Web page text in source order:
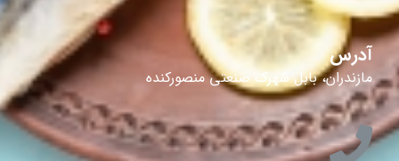
آدرس
مازندران، بابل شهرک صنعتی منصورکنده